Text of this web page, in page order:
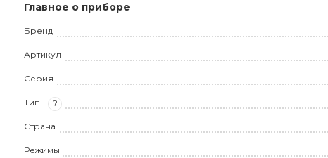
Главное о приборе
Бренд
Артикул
Серия
Тип ?
Страна
Режимы